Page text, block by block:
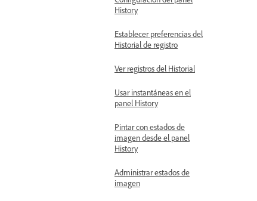
History
Establecer preferencias del
Historial de registro
Ver registros del Historial
Usar instantáneas en el
panel History
Pintar con estados de
imagen desde el panel
History
Administrar estados de
imagen